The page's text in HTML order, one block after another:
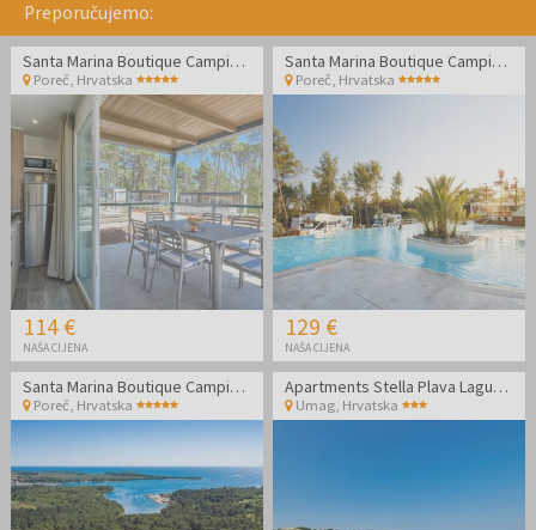
Preporučujemo:
Santa Marina Boutique Camping - Obiteljski odmor u Poreču
Poreč, Hrvatska
114 €
NAŠA CIJENA
Santa Marina Boutique Camping - Obiteljski odmor u Poreču
Poreč, Hrvatska
129 €
NAŠA CIJENA
Santa Marina Boutique Camping - Obiteljski odmor u Poreču
Poreč, Hrvatska
Apartments Stella Plava Laguna - Obiteljski kraj ljeta u Istri
Umag, Hrvatska